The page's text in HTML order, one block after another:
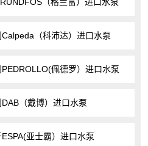
Calpeda（科沛达）进口水泵
PEDROLLO(佩德罗）进口水泵
DAB（戴博）进口水泵
亚士霸）进口水泵